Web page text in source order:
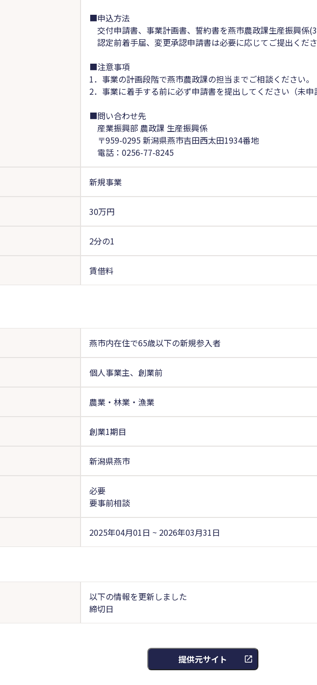
■申込方法
交付申請書、事業計画書、誓約書を燕市農政課生産振興係
認定前着手届、変更承認申請書は必要に応じてご提出くだ
■注意事項
1．事業の計画段階で燕市農政課の担当までご相談ください。
2．事業に着手する前に必ず申請書を提出してください（未
■問い合わせ先
産業振興部 農政課 生産振興係
〒959-0295 新潟県燕市吉田西太田1934番地
電話：0256-77-8245
新規事業
30万円
2分の1
賃借料
燕市内在住で65歳以下の新規参入者
個人事業主、創業前
農業・林業・漁業
創業1期目
新潟県燕市
必要
要事前相談
2025年04月01日 ~ 2026年03月31日
以下の情報を更新しました
締切日
提供元サイト